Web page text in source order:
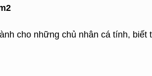
cho những chủ nhân cá tính,